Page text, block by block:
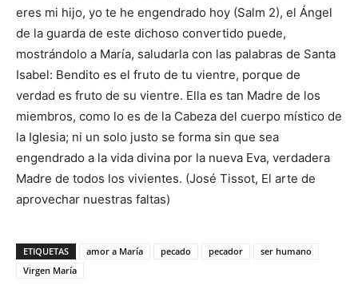
eres mi hijo, yo te he engendrado hoy (Salm 2), el Ángel
de la guarda de este dichoso convertido puede,
mostrándolo a María, saludarla con las palabras de Santa
Isabel: Bendito es el fruto de tu vientre, porque de
verdad es fruto de su vientre. Ella es tan Madre de los
miembros, como lo es de la Cabeza del cuerpo místico de
la Iglesia; ni un solo justo se forma sin que sea
engendrado a la vida divina por la nueva Eva, verdadera
Madre de todos los vivientes. (José Tissot, El arte de
aprovechar nuestras faltas)
ETIQUETAS amor a María pecado pecador
ser humano
Virgen María